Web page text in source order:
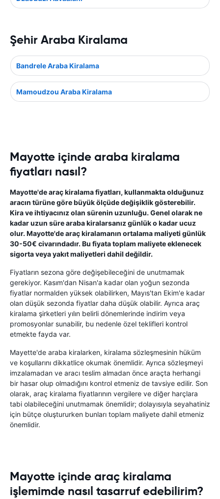
Şehir Araba Kiralama
Bandrele Araba Kiralama
Mamoudzou Araba Kiralama
Mayotte içinde araba kiralama
fiyatları nasıl?
Mayotte'de araç kiralama fiyatları, kullanmakta olduğunuz
aracın türüne göre büyük ölçüde değişiklik gösterebilir.
Kira ve ihtiyacınız olan sürenin uzunluğu. Genel olarak ne
kadar uzun süre araba kiralarsanız günlük o kadar ucuz
olur. Mayotte'de araç kiralamanın ortalama maliyeti günlük
30-50€ civarındadır. Bu fiyata toplam maliyete eklenecek
sigorta veya yakıt maliyetleri dahil değildir.
Fiyatların sezona göre değişebileceğini de unutmamak
gerekiyor. Kasım'dan Nisan'a kadar olan yoğun sezonda
fiyatlar normalden yüksek olabilirken, Mayıs'tan Ekim'e kadar
olan düşük sezonda fiyatlar daha düşük olabilir. Ayrıca araç
kiralama şirketleri yılın belirli dönemlerinde indirim veya
promosyonlar sunabilir, bu nedenle özel teklifleri kontrol
etmekte fayda var.
Mayette'de araba kiralarken, kiralama sözleşmesinin hüküm
ve koşullarını dikkatlice okumak önemlidir. Ayrıca sözleşmeyi
imzalamadan ve aracı teslim almadan önce araçta herhangi
bir hasar olup olmadığını kontrol etmeniz de tavsiye edilir. Son
olarak, araç kiralama fiyatlarının vergilere ve diğer harçlara
tabi olabileceğini unutmamak önemlidir; dolayısıyla seyahatiniz
için bütçe oluştururken bunları toplam maliyete dahil etmeniz
önemlidir.
Mayotte içinde araç kiralama
işlemimde nasıl tasarruf edebilirim?